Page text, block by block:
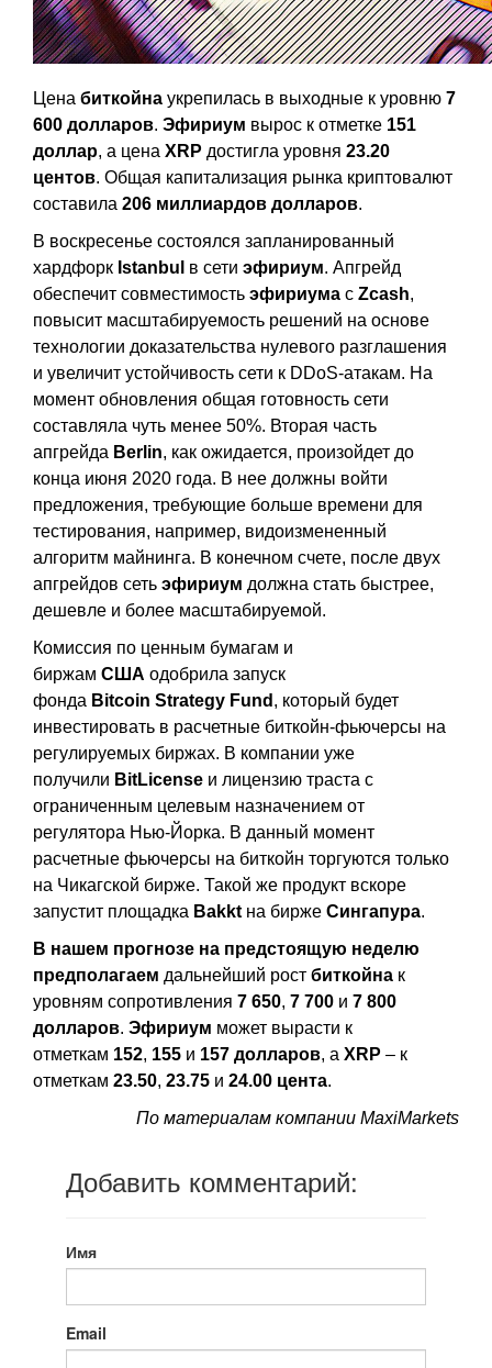
Цена биткойна укрепилась в выходные к уровню 7
600 долларов. Эфириум вырос к отметке 151
доллар, а цена XRP достигла уровня 23.20
центов. Общая капитализация рынка криптовалют
составила 206 миллиардов долларов.
В воскресенье состоялся запланированный
хардфорк Istanbul в сети эфириум. Апгрейд
обеспечит совместимость эфириума с Zcash,
повысит масштабируемость решений на основе
технологии доказательства нулевого разглашения
и увеличит устойчивость сети к DDoS-атакам. На
момент обновления общая готовность сети
составляла чуть менее 50%. Вторая часть
апгрейда Berlin, как ожидается, произойдет до
конца июня 2020 года. В нее должны войти
предложения, требующие больше времени для
тестирования, например, видоизмененный
алгоритм майнинга. В конечном счете, после двух
апгрейдов сеть эфириум должна стать быстрее,
дешевле и более масштабируемой.
Комиссия по ценным бумагам и
биржам США одобрила запуск
фонда Bitcoin Strategy Fund , который будет
инвестировать в расчетные биткойн-фьючерсы на
регулируемых биржах. В компании уже
получили BitLicense и лицензию траста с
ограниченным целевым назначением от
регулятора Нью-Йорка. В данный момент
расчетные фьючерсы на биткойн торгуются только
на Чикагской бирже. Такой же продукт вскоре
запустит площадка Bakkt на бирже Сингапура.
В нашем прогнозе на предстоящую неделю
предполагаем дальнейший рост биткойна к
уровням сопротивления 7 650, 7 700 и 7 800
долларов. Эфириум может вырасти к
отметкам 152, 155 и 157 долларов, а XRP – к
отметкам 23.50, 23.75 и 24.00 цента.
По материалам компании MaxiMarkets
Добавить комментарий:
Имя
Email